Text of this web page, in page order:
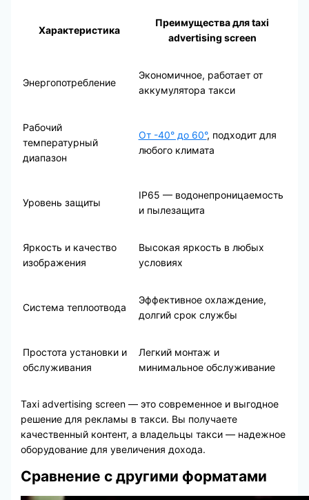
Характеристика
Преимущества для taxi
advertising screen
Энергопотребление
Экономичное, работает от
аккумулятора такси
Рабочий
температурный
диапазон
От -40° до 60°, подходит для
любого климата
Уровень защиты
IP65 — водонепроницаемость
и пылезащита
Яркость и качество
изображения
Высокая яркость в любых
условиях
Система теплоотвода
Эффективное охлаждение,
долгий срок службы
Простота установки и
обслуживания
Легкий монтаж и
минимальное обслуживание
Taxi advertising screen — это современное и выгодное
решение для рекламы в такси. Вы получаете
качественный контент, а владельцы такси — надежное
оборудование для увеличения дохода.
Сравнение с другими форматами